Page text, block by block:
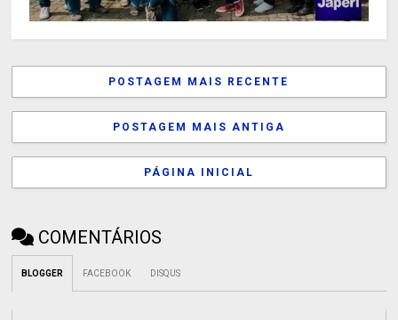
POSTAGEM MAIS RECENTE
POSTAGEM MAIS ANTIGA
PÁGINA INICIAL
COMENTÁRIOS
BLOGGER FACEBOOK DISQUS